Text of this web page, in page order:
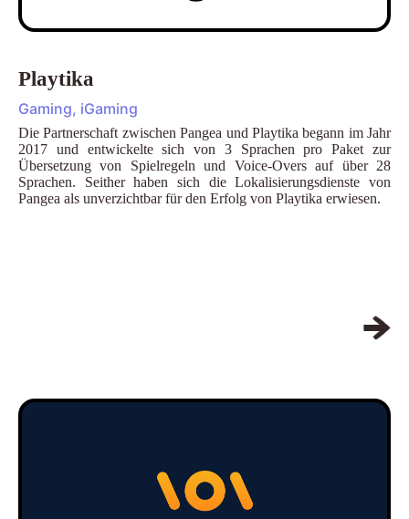
Playtika
Gaming, iGaming
Die Partnerschaft zwischen Pangea und Playtika begann im Jahr
2017 und entwickelte sich von 3 Sprachen pro Paket zur
Übersetzung von Spielregeln und Voice-Overs auf über 28
Sprachen. Seither haben sich die Lokalisierungsdienste von
Pangea als unverzichtbar für den Erfolg von Playtika erwiesen.